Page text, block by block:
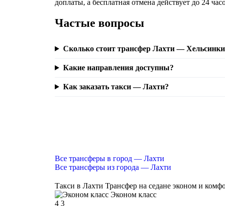
доплаты, а бесплатная отмена действует до 24
Частые вопросы
Сколько стоит трансфер Лахти —
Какие направления доступны?
Как заказать такси — Лахти?
Все трансферы в город — Лахти
Все трансферы из города — Лахти
Такси в Лахти Трансфер на седане эконом и
Эконом класс
4 3